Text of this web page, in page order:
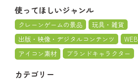
使ってほしいジャンル
クレーンゲームの景品
玩具・雑貨
出版・映像・デジタルコンテンツ
アイコン素材
ブランドキャラクター
カテゴリー